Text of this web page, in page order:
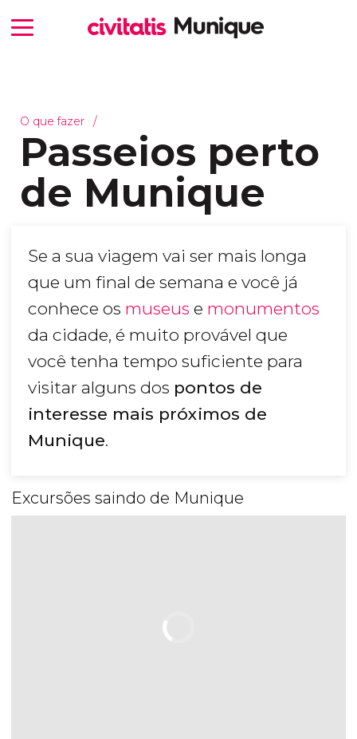
O que fazer
Passeios perto
de Munique
Se a sua viagem vai ser mais longa
que um final de semana e você já
conhece os museus e monumentos
da cidade, é muito provável que
você tenha tempo suficiente para
visitar alguns dos pontos de
interesse mais próximos de
Munique.
Excursões saindo de Munique